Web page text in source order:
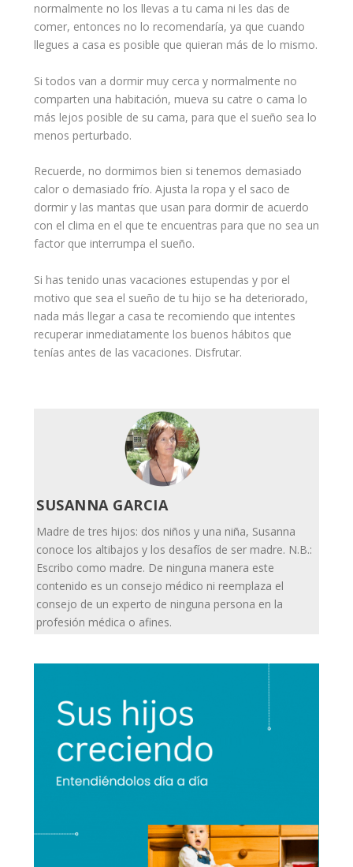
normalmente no los llevas a tu cama ni les das de
comer, entonces no lo recomendaría, ya que cuando
llegues a casa es posible que quieran más de lo mismo.
Si todos van a dormir muy cerca y normalmente no
comparten una habitación, mueva su catre o cama lo
más lejos posible de su cama, para que el sueño sea lo
menos perturbado.
Recuerde, no dormimos bien si tenemos demasiado
calor o demasiado frío. Ajusta la ropa y el saco de
dormir y las mantas que usan para dormir de acuerdo
con el clima en el que te encuentras para que no sea un
factor que interrumpa el sueño.
Si has tenido unas vacaciones estupendas y por el
motivo que sea el sueño de tu hijo se ha deteriorado,
nada más llegar a casa te recomiendo que intentes
recuperar inmediatamente los buenos hábitos que
tenías antes de las vacaciones. Disfrutar.
SUSANNA GARCIA
Madre de tres hijos: dos niños y una niña, Susanna
conoce los altibajos y los desafíos de ser madre. N.B.:
Escribo como madre. De ninguna manera este
contenido es un consejo médico ni reemplaza el
consejo de un experto de ninguna persona en la
profesión médica o afines.